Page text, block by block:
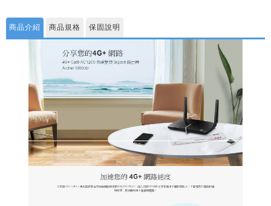
商品介紹 商品規格 保固說明